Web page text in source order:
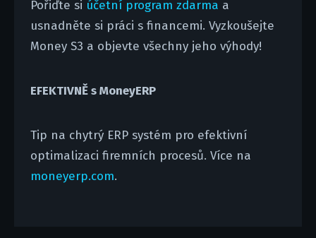
Pořiďte si účetní program zdarma a
usnadněte si práci s financemi. Vyzkoušejte
Money S3 a objevte všechny jeho výhody!
EFEKTIVNĚ s MoneyERP
Tip na chytrý ERP systém pro efektivní
optimalizaci firemních procesů. Více na
moneyerp.com.